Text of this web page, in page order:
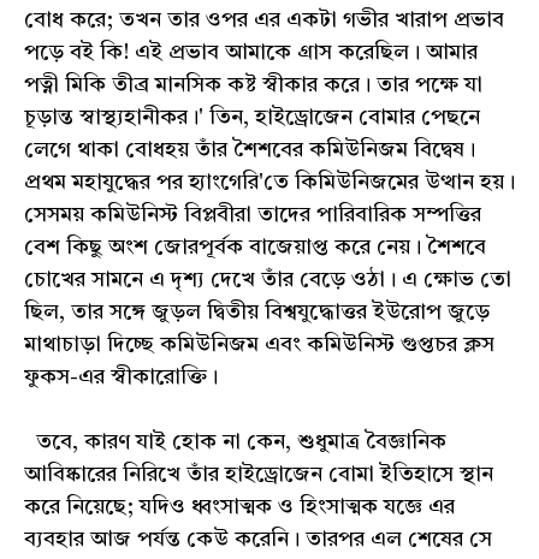
বোধ করে; তখন তার ওপর এর একটা গভীর খারাপ প্রভাব
পড়ে বই কি! এই প্রভাব আমাকে গ্রাস করেছিল। আমার
পত্নী মিকি তীব্র মানসিক কষ্ট স্বীকার করে। তার পক্ষে যা
চূড়ান্ত স্বাস্থ্যহানীকর।' তিন, হাইড্রোজেন বোমার পেছনে
লেগে থাকা বোধহয় তাঁর শৈশবের কমিউনিজম বিদ্বেষ।
প্রথম মহাযুদ্ধের পর হ্যাংগেরি'তে কিমিউনিজমের উত্থান হয়।
সেসময় কমিউনিস্ট বিপ্লবীরা তাদের পারিবারিক সম্পত্তির
বেশ কিছু অংশ জোরপূর্বক বাজেয়াপ্ত করে নেয়। শৈশবে
চোখের সামনে এ দৃশ্য দেখে তাঁর বেড়ে ওঠা। এ ক্ষোভ তো
ছিল, তার সঙ্গে জুড়ল দ্বিতীয় বিশ্বযুদ্ধোত্তর ইউরোপ জুড়ে
মাথাচাড়া দিচ্ছে কমিউনিজম এবং কমিউনিস্ট গুপ্তচর ক্লস
ফুকস-এর স্বীকারোক্তি।
তবে, কারণ যাই হোক না কেন, শুধুমাত্র বৈজ্ঞানিক
আবিষ্কারের নিরিখে তাঁর হাইড্রোজেন বোমা ইতিহাসে স্থান
করে নিয়েছে; যদিও ধ্বংসাত্মক ও হিংসাত্মক যজ্ঞে এর
ব্যবহার আজ পর্যন্ত কেউ করেনি। তারপর এল শেষের সে